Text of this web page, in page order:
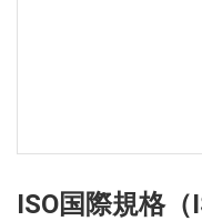
ISO国際規格（